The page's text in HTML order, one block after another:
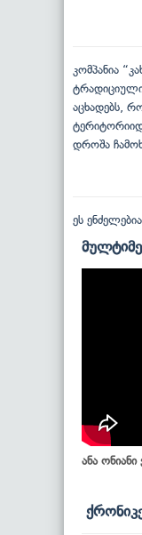
კომპანია
ტრადიციული
აცხადებს,
დროშა
ეს
ანა